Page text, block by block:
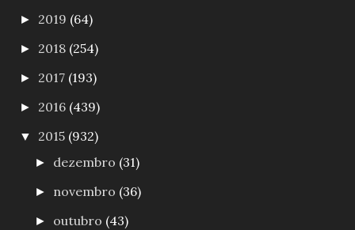
► 2019 (64)
► 2018 (254)
► 2017 (193)
► 2016 (439)
▼ 2015 (932)
► dezembro (31)
► novembro (36)
► outubro (43)